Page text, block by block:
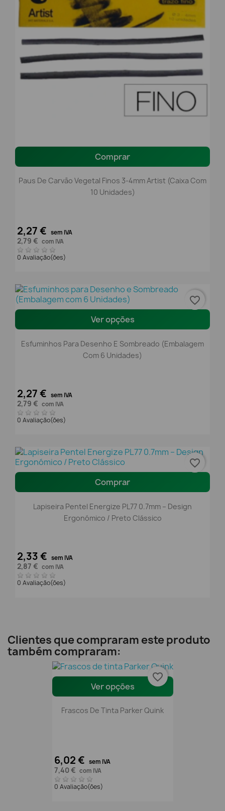
Comprar
Paus De Carvão Vegetal Finos 3-4mm Artist (Caixa Com
10 Unidades)
2,27 € sem IVA
2,79 € com IVA
0 Avaliação(ões)
Ver opções
Esfuminhos Para Desenho E Sombreado (Embalagem
Com 6 Unidades)
2,27 € sem IVA
2,79 € com IVA
0 Avaliação(ões)
favorite_border
Comprar
Lapiseira Pentel Energize PL77 0.7mm – Design
Ergonómico / Preto Clássico
2,33 € sem IVA
2,87 € com IVA
0 Avaliação(ões)
favorite_border
Clientes que compraram este produto
também compraram:
Ver opções
Frascos De Tinta Parker Quink
6,02 € sem IVA
7,40 € com IVA
0 Avaliação(ões)
favorite_border